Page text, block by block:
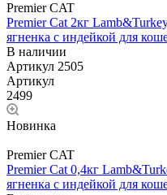
Premier CAT
Premier Cat 2кг
ягненка с индейкой для
В наличии
Артикул 2505
Артикул
2499
Новинка
Premier CAT
Premier Cat 0,4кг
ягненка с индейкой для